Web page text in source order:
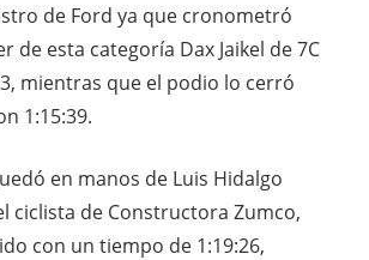
de Ford ya que cronometró
de esta categoría Dax Jaikel de 7C
mientras que el podio lo cerró
1:15:39.
en manos de Luis Hidalgo
ciclista de Constructora Zumco,
con un tiempo de 1:19:26,